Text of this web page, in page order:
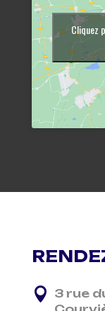
Cliquez
 3 rue